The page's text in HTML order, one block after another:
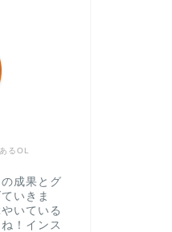
るOL
成果とグ
いきま
いている
！インス